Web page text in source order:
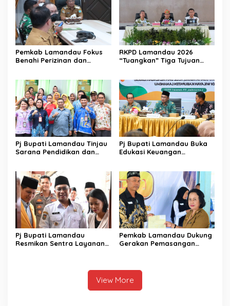
Pemkab Lamandau Fokus
Benahi Perizinan dan
RKPD Lamandau 2026
“Tuangkan” Tiga Tujuan
Pj Bupati Lamandau Tinjau
Sarana Pendidikan dan
Pj Bupati Lamandau Buka
Edukasi Keuangan
Pj Bupati Lamandau
Resmikan Sentra Layanan
Pemkab Lamandau Dukung
Gerakan Pemasangan
View More